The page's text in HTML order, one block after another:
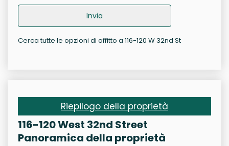
Invia
Cerca tutte le opzioni di affitto a 116-120 W 32nd St
Riepilogo della proprietà
116-120 West 32nd Street
Panoramica della proprietà